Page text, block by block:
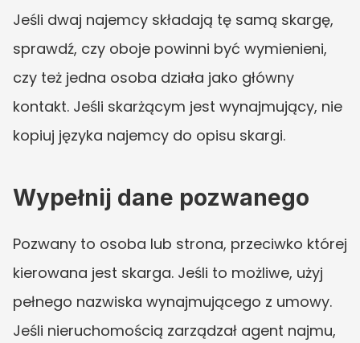
Jeśli dwaj najemcy składają tę samą skargę,
sprawdź, czy oboje powinni być wymienieni,
czy też jedna osoba działa jako główny
kontakt. Jeśli skarżącym jest wynajmujący, nie
kopiuj języka najemcy do opisu skargi.
Wypełnij dane pozwanego
Pozwany to osoba lub strona, przeciwko której
kierowana jest skarga. Jeśli to możliwe, użyj
pełnego nazwiska wynajmującego z umowy.
Jeśli nieruchomością zarządzał agent najmu,